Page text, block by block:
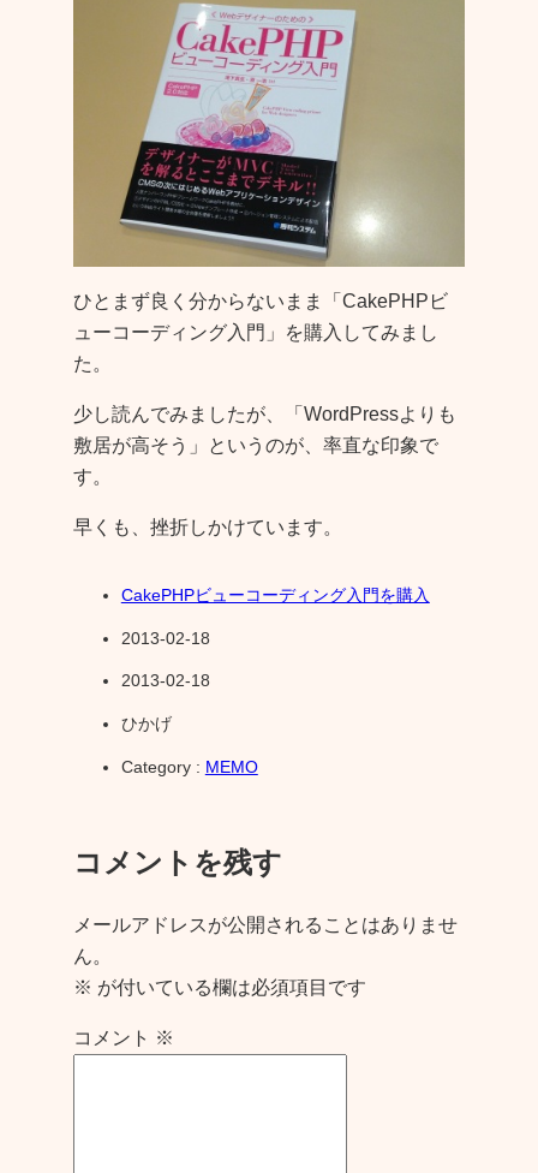
ひとまず良く分からないまま「CakePHPビ
ューコーディング入門」を購入してみまし
た。
少し読んでみましたが、「WordPressよりも
敷居が高そう」というのが、率直な印象で
す。
早くも、挫折しかけています。
CakePHPビューコーディング入門を購入
2013-02-18
2013-02-18
ひかげ
Category : MEMO
コメントを残す
メールアドレスが公開されることはありませ
ん。
※ が付いている欄は必須項目です
コメント ※